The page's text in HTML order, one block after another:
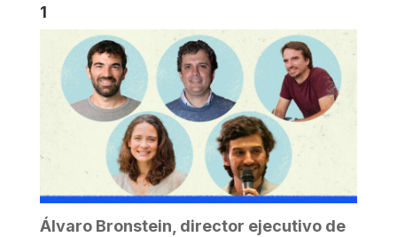
1
Álvaro Bronstein, director ejecutivo de